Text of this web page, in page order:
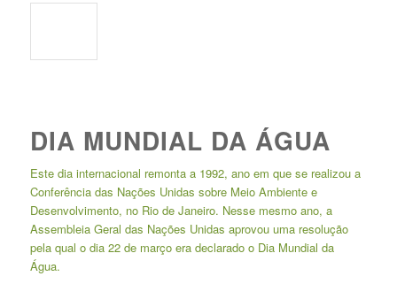
DIA MUNDIAL DA ÁGUA
Este dia internacional remonta a 1992, ano em que se realizou a
Conferência das Nações Unidas sobre Meio Ambiente e
Desenvolvimento, no Rio de Janeiro. Nesse mesmo ano, a
Assembleia Geral das Nações Unidas aprovou uma resolução
pela qual o dia 22 de março era declarado o Dia Mundial da
Água.